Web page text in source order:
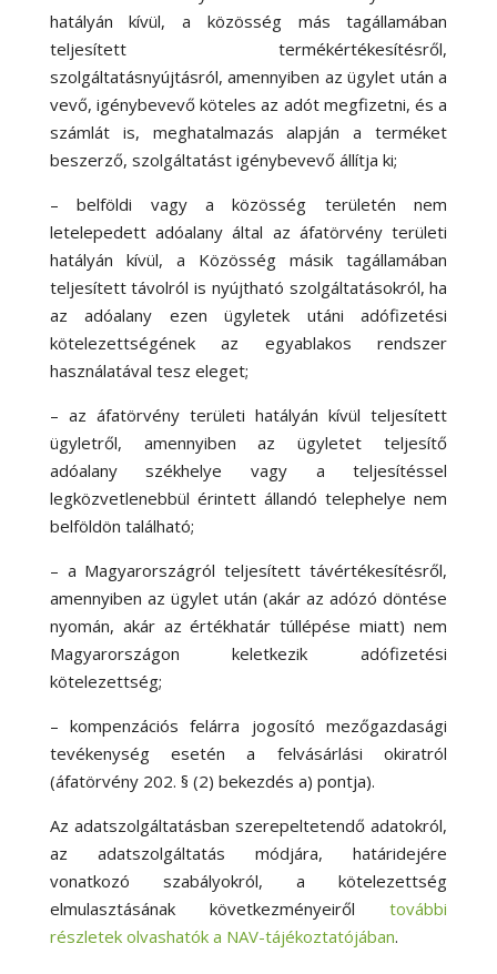
hatályán kívül, a közösség más tagállamában
teljesített termékértékesítésről,
szolgáltatásnyújtásról, amennyiben az ügylet után a
vevő, igénybevevő köteles az adót megfizetni, és a
számlát is, meghatalmazás alapján a terméket
beszerző, szolgáltatást igénybevevő állítja ki;
– belföldi vagy a közösség területén nem
letelepedett adóalany által az áfatörvény területi
hatályán kívül, a Közösség másik tagállamában
teljesített távolról is nyújtható szolgáltatásokról, ha
az adóalany ezen ügyletek utáni adófizetési
kötelezettségének az egyablakos rendszer
használatával tesz eleget;
– az áfatörvény területi hatályán kívül teljesített
ügyletről, amennyiben az ügyletet teljesítő
adóalany székhelye vagy a teljesítéssel
legközvetlenebbül érintett állandó telephelye nem
belföldön található;
– a Magyarországról teljesített távértékesítésről,
amennyiben az ügylet után (akár az adózó döntése
nyomán, akár az értékhatár túllépése miatt) nem
Magyarországon keletkezik adófizetési
kötelezettség;
– kompenzációs felárra jogosító mezőgazdasági
tevékenység esetén a felvásárlási okiratról
(áfatörvény 202. § (2) bekezdés a) pontja).
Az adatszolgáltatásban szerepeltetendő adatokról,
az adatszolgáltatás módjára, határidejére
vonatkozó szabályokról, a kötelezettség
elmulasztásának következményeirőltovábbi
részletek olvashatók a NAV-tájékoztatójában.